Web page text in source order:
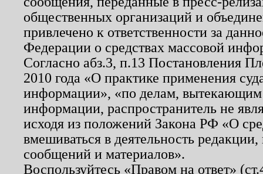
общественных организаций и
привлечено к ответственности за
Федерации о средствах массовой
Согласно абз.3, п.13 Постановления
2010 года «О практике применения
информации», «по делам, вытекающим
информации, распространитель не
исходя из положений Закона РФ «О
вмешиваться в деятельность
сообщений и материалов».
Воспользуйтесь «Правом на ответ»